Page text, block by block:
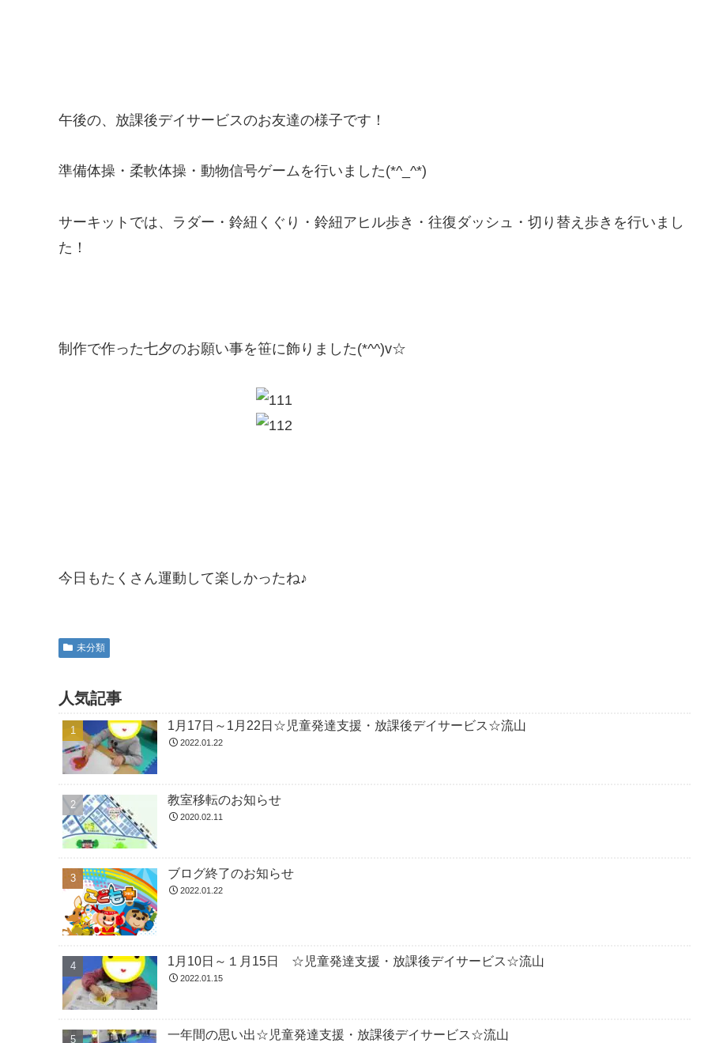
午後の、放課後デイサービスのお友達の様子です！
準備体操・柔軟体操・動物信号ゲームを行いました(*^_^*)
サーキットでは、ラダー・鈴紐くぐり・鈴紐アヒル歩き・往復ダッシュ・切り替え歩きを行いまし
た！
制作で作った七夕のお願い事を笹に飾りました(*^^)v☆
今日もたくさん運動して楽しかったね♪
未分類
人気記事
1月17日～1月22日☆児童発達支援・放課後デイサービス☆流山
2022.01.22
教室移転のお知らせ
2020.02.11
ブログ終了のお知らせ
2022.01.22
1月10日～１月15日 ☆児童発達支援・放課後デイサービス☆流山
2022.01.15
一年間の思い出☆児童発達支援・放課後デイサービス☆流山